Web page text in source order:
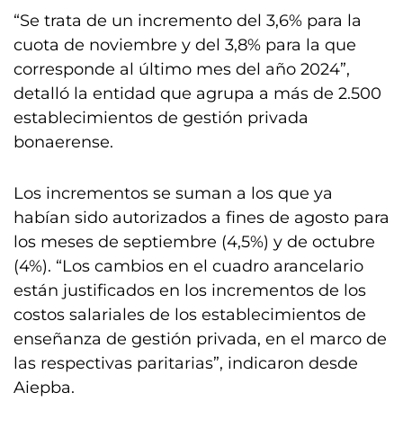
“Se trata de un incremento del 3,6% para la
cuota de noviembre y del 3,8% para la que
corresponde al último mes del año 2024”,
detalló la entidad que agrupa a más de 2.500
establecimientos de gestión privada
bonaerense.
Los incrementos se suman a los que ya
habían sido autorizados a fines de agosto para
los meses de septiembre (4,5%) y de octubre
(4%). “Los cambios en el cuadro arancelario
están justificados en los incrementos de los
costos salariales de los establecimientos de
enseñanza de gestión privada, en el marco de
las respectivas paritarias”, indicaron desde
Aiepba.